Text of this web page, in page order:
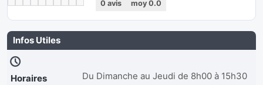
0 avis moy 0.0
Infos Utiles
Horaires
Du Dimanche au Jeudi de 8h00 à 15h30